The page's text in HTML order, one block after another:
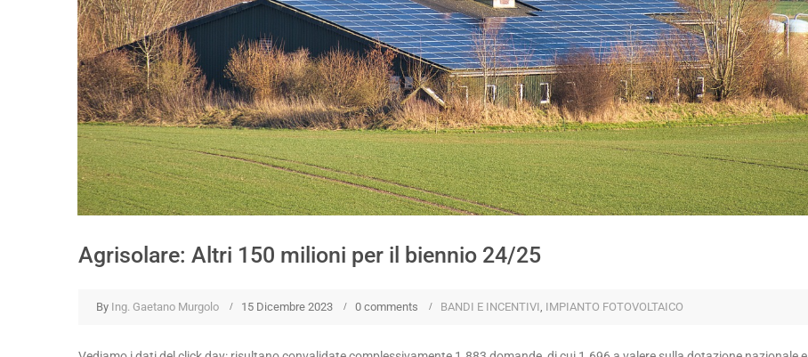
Agrisolare: Altri 150 milioni per il biennio 24/25
By Ing. Gaetano Murgolo 15 Dicembre 2023 0 comments BANDI E INCENTIVI IMPIANTO FOTOVOLTAICO